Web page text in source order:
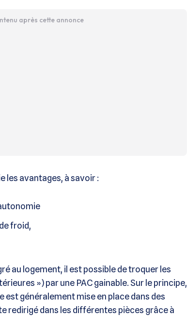
après cette annonce
les avantages, à savoir :
froid,
au logement, il est possible de troquer les
») par une PAC gainable. Sur le principe,
est généralement mise en place dans des
redirigé dans les différentes pièces grâce à